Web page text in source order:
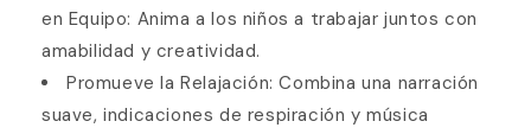
en Equipo: Anima a los niños a trabajar juntos con
amabilidad y creatividad.
Promueve la Relajación: Combina una narración
suave, indicaciones de respiración y música